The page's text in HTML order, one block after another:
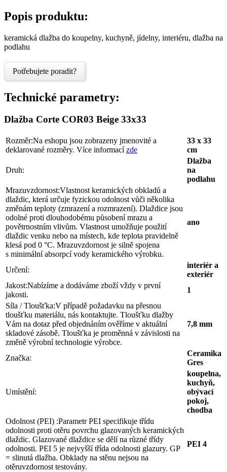
Popis produktu:
keramická dlažba do koupelny, kuchyně, jídelny, interiéru, dlažba na
podlahu
Potřebujete poradit?
Technické parametry:
Dlažba Corte COR03 Beige 33x33
Rozměr:Na eshopu jsou zobrazeny jmenovité a
deklarované rozměry. Více informacízde
33 x 33
cm
Druh:
Dlažba
na
podlahu
Mrazuvzdornost:Vlastnost keramických obkladů a
dlaždic, která určuje fyzickou odolnost vůči několika
změnám teploty (zmrazení a rozmrazení). Dlaždice jsou
odolné proti dlouhodobému působení mrazu a
povětrnostním vlivům. Vlastnost umožňuje použití
dlaždic venku nebo na místech, kde teplota pravidelně
klesá pod 0 °C. Mrazuvzdornost je silně spojena
s minimální absorpcí vody keramického výrobku.
ano
Určení:
interiér a
exteriér
Jakost:Nabízíme a dodáváme zboží vždy v první
jakosti.
1
Síla / Tloušťka:V případě požadavku na přesnou
tloušťku materiálu, nás kontaktujte. Tloušťku dlažby
Vám na dotaz před objednáním ověříme v aktuální
skladové zásobě. Tloušťka je proměnná v závislosti na
změně výrobní technologie výrobce.
7,8 mm
Značka:
Ceramika
Gres
Umístění:
koupelna,
kuchyň,
obývací
pokoj,
chodba
Odolnost (PEI) :Parametr PEI specifikuje třídu
odolnosti proti otěru povrchu glazovaných keramických
dlaždic. Glazované dlaždice se dělí na různé třídy
odolnosti. PEI 5 je nejvyšší třída odolnosti glazury. GP
= slinutá dlažba. Obklady na stěnu nejsou na
otěruvzdornost testovány.
PEI 4